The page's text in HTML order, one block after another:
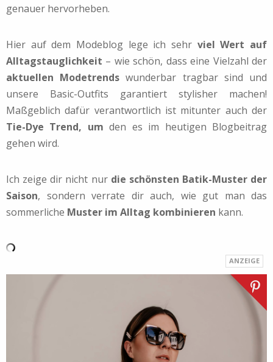
genauer hervorheben.
Hier auf dem Modeblog lege ich sehr viel Wert auf
Alltagstauglichkeit – wie schön, dass eine Vielzahl der
aktuellen Modetrends wunderbar tragbar sind und
unsere Basic-Outfits garantiert stylisher machen!
Maßgeblich dafür verantwortlich ist mitunter auch der
Tie-Dye Trend, um den es im heutigen Blogbeitrag
gehen wird.
Ich zeige dir nicht nur die schönsten Batik-Muster der
Saison, sondern verrate dir auch, wie gut man das
sommerliche Muster im Alltag kombinieren kann.